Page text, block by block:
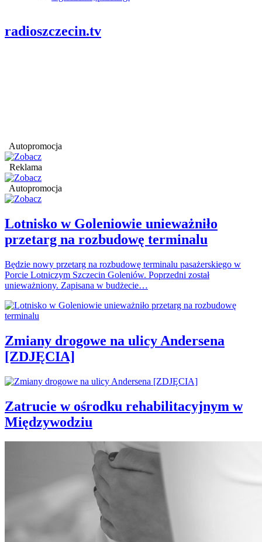
radioszczecin.tv
Autopromocja
Reklama
Autopromocja
Lotnisko w Goleniowie unieważniło
przetarg na rozbudowę terminalu
Będzie nowy przetarg na rozbudowę terminalu pasażerskiego w
Porcie Lotniczym Szczecin Goleniów. Poprzedni został
unieważniony. Zapisana w budżecie…
Zmiany drogowe na ulicy Andersena
[ZDJĘCIA]
Zatrucie w ośrodku rehabilitacyjnym w
Międzywodziu